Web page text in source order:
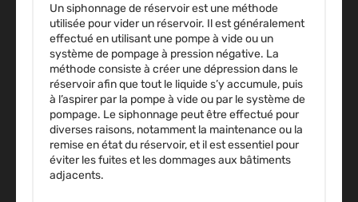
Un siphonnage de réservoir est une méthode
utilisée pour vider un réservoir. Il est généralement
effectué en utilisant une pompe à vide ou un
système de pompage à pression négative. La
méthode consiste à créer une dépression dans le
réservoir afin que tout le liquide s’y accumule, puis
à l’aspirer par la pompe à vide ou par le système de
pompage. Le siphonnage peut être effectué pour
diverses raisons, notamment la maintenance ou la
remise en état du réservoir, et il est essentiel pour
éviter les fuites et les dommages aux bâtiments
adjacents.